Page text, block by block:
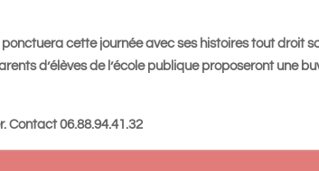
ponctuera cette journée avec ses histoires tout droit
d’élèves de l’école publique proposeront une
Contact 06.88.94.41.32